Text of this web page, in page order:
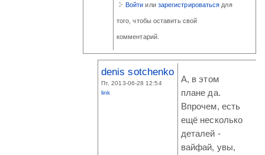
Войти или зарегистрироваться для
того, чтобы оставить свой
комментарий.
denis sotchenko
Пт, 2013-06-28 12:54
link
А, в этом
плане да.
Впрочем, есть
ещё несколько
деталей -
вайфай, увы,